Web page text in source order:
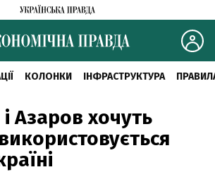
КОЛОНКИ ІНФРАСТРУКТУРА
Азаров хочуть